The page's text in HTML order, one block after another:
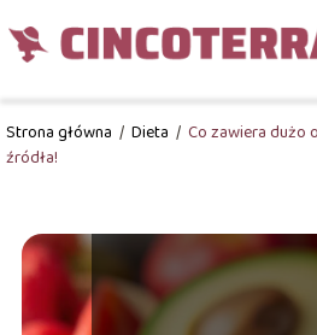
Strona główna / Dieta / Co zawiera dużo
źródła!